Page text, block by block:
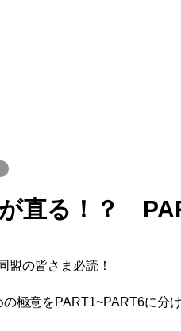
直る！？
盟の皆さま必読！
極意をPART1~PART6に分